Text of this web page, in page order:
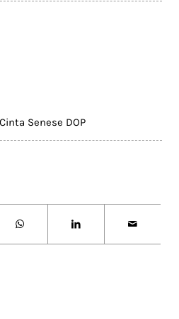
Senese DOP